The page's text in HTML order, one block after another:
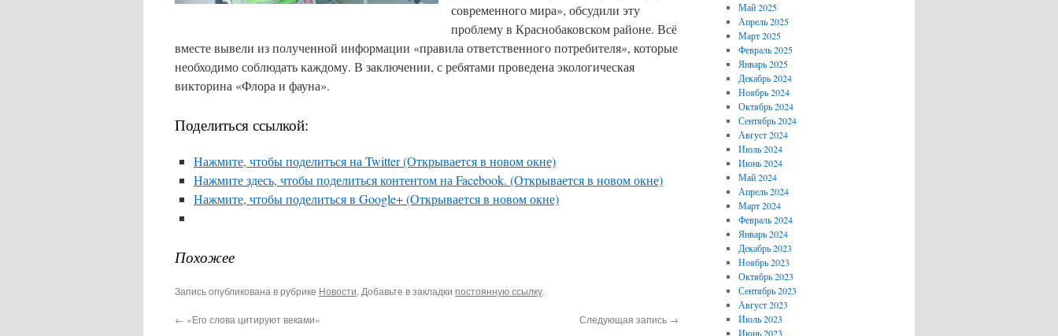
современного мира», обсудили эту
проблему в Краснобаковском районе. Всё
вместе вывели из полученной информации «правила ответственного потребителя», которые
необходимо соблюдать каждому. В заключении, с ребятами проведена экологическая
викторина «Флора и фауна».
Поделиться ссылкой:
Нажмите, чтобы поделиться на Twitter (Открывается в новом окне)
Нажмите здесь, чтобы поделиться контентом на Facebook. (Открывается в новом окне)
Нажмите, чтобы поделиться в Google+ (Открывается в новом окне)
Похожее
Запись опубликована в рубрике Новости. Добавьте в закладки постоянную ссылку.
← «Его слова цитируют веками» Следующая запись →
Май 2025
Апрель 2025
Март 2025
Февраль 2025
Январь 2025
Декабрь 2024
Ноябрь 2024
Октябрь 2024
Сентябрь 2024
Август 2024
Июль 2024
Июнь 2024
Май 2024
Апрель 2024
Март 2024
Февраль 2024
Январь 2024
Декабрь 2023
Ноябрь 2023
Октябрь 2023
Сентябрь 2023
Август 2023
Июль 2023
Июнь 2023